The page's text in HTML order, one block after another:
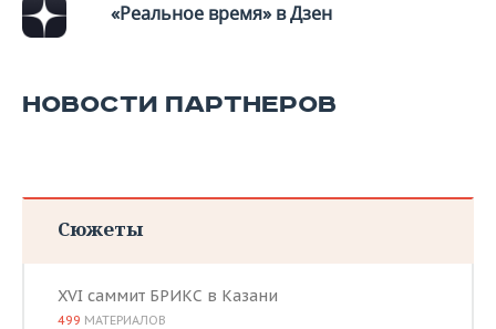
«Реальное время» в Дзен
НОВОСТИ ПАРТНЕРОВ
Сюжеты
XVI саммит БРИКС в Казани
499 МАТЕРИАЛОВ